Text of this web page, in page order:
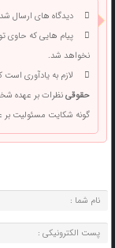
دیدگاه های ارسال
پیام هایی که حاوی
نخواهد شد.
لازم به یادآوری
حقوقینظرات بر عهده
گونه شکایت مسئولیت